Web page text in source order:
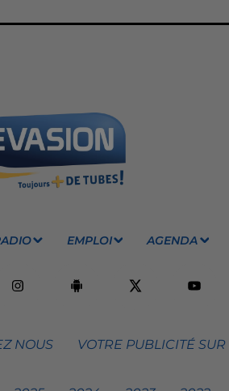
EMPLOI AGENDA
NOUS VOTRE PUBLICITÉ